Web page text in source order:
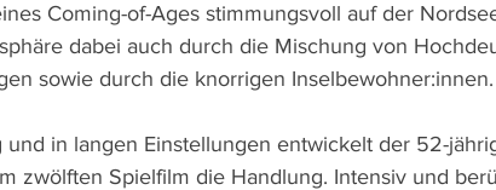
Coming-of-Ages stimmungsvoll auf der
dabei auch durch die Mischung von
sowie durch die knorrigen Inselbewohner:innen.
und in langen Einstellungen entwickelt der 52-
zwölften Spielfilm die Handlung. Intensiv und